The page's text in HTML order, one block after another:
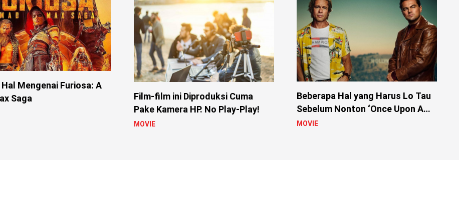
Mengenai Furiosa: A
Saga
Film-film ini Diproduksi Cuma
Pake Kamera HP. No Play-Play!
MOVIE
Beberapa Hal yang Harus Lo Tau
Sebelum Nonton ‘Once Upon A
Time In Hollywood’
MOVIE